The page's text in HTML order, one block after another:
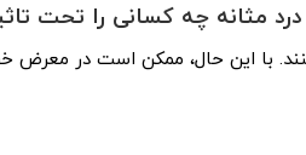
مثانه چه کسانی را تحت